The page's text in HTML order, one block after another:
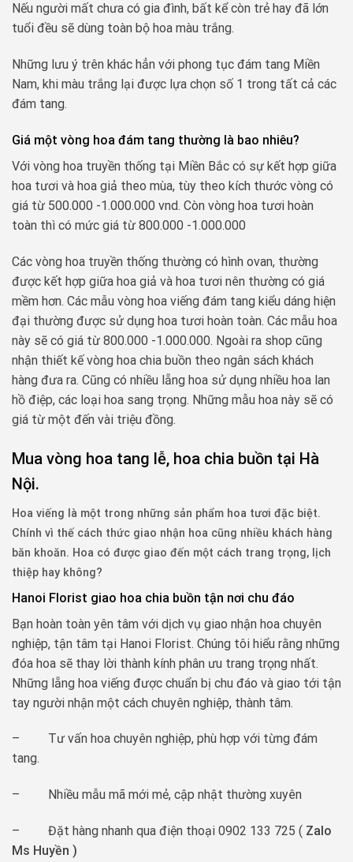
Nếu người mất chưa có gia đình, bất kể còn trẻ hay đã lớn
tuổi đều sẽ dùng toàn bộ hoa màu trắng.
Những lưu ý trên khác hẳn với phong tục đám tang Miền
Nam, khi màu trắng lại được lựa chọn số 1 trong tất cả các
đám tang.
Giá một vòng hoa đám tang thường là bao nhiêu?
Với vòng hoa truyền thống tại Miền Bắc có sự kết hợp giữa
hoa tươi và hoa giả theo mùa, tùy theo kích thước vòng có
giá từ 500.000 -1.000.000 vnd. Còn vòng hoa tươi hoàn
toàn thì có mức giá từ 800.000 -1.000.000
Các vòng hoa truyền thống thường có hình ovan, thường
được kết hợp giữa hoa giả và hoa tươi nên thường có giá
mềm hơn. Các mẫu vòng hoa viếng đám tang kiểu dáng hiện
đại thường được sử dụng hoa tươi hoàn toàn. Các mẫu hoa
này sẽ có giá từ 800.000 -1.000.000. Ngoài ra shop cũng
nhận thiết kế vòng hoa chia buồn theo ngân sách khách
hàng đưa ra. Cũng có nhiều lẵng hoa sử dụng nhiều hoa lan
hồ điệp, các loại hoa sang trọng. Những mẫu hoa này sẽ có
giá từ một đến vài triệu đồng.
Mua vòng hoa tang lễ, hoa chia buồn tại Hà
Nội.
Hoa viếng là một trong những sản phẩm hoa tươi đặc biệt.
Chính vì thế cách thức giao nhận hoa cũng nhiều khách hàng
băn khoăn. Hoa có được giao đến một cách trang trọng, lịch
thiệp hay không?
Hanoi Florist giao hoa chia buồn tận nơi chu đáo
Bạn hoàn toàn yên tâm với dịch vụ giao nhận hoa chuyên
nghiệp, tận tâm tại Hanoi Florist. Chúng tôi hiểu rằng những
đóa hoa sẽ thay lời thành kính phân ưu trang trọng nhất.
Những lẵng hoa viếng được chuẩn bị chu đáo và giao tới tận
tay người nhận một cách chuyên nghiệp, thành tâm.
– Tư vấn hoa chuyên nghiệp, phù hợp với từng đám
tang.
– Nhiều mẫu mã mới mẻ, cập nhật thường xuyên
– Đặt hàng nhanh qua điện thoại 0902 133 725 ( Zalo
Ms Huyền )